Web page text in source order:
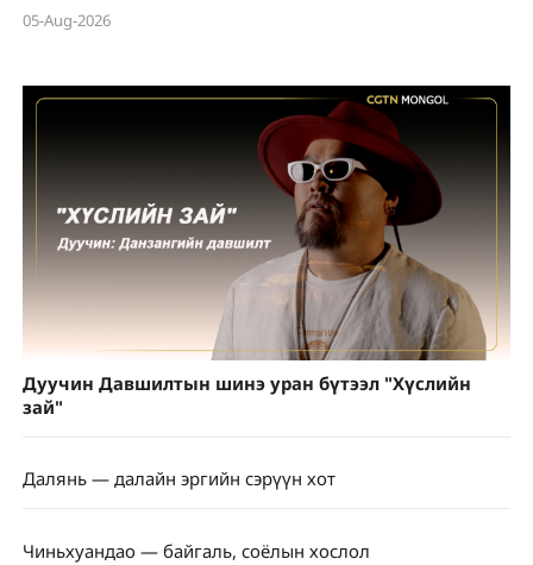
05-Aug-2026
Дуучин Давшилтын шинэ уран бүтээл "Хүслийн
зай"
Далянь — далайн эргийн сэрүүн хот
Чиньхуандао — байгаль, соёлын хослол